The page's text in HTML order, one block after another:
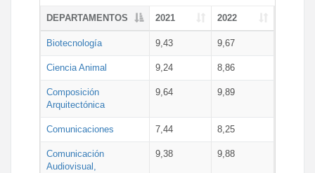
DEPARTAMENTOS 2021 2022
Biotecnología 9,43 9,67
Ciencia Animal 9,24 8,86
Composición
Arquitectónica
9,64 9,89
Comunicaciones 7,44 8,25
Comunicación
Audiovisual,
9,38 9,88